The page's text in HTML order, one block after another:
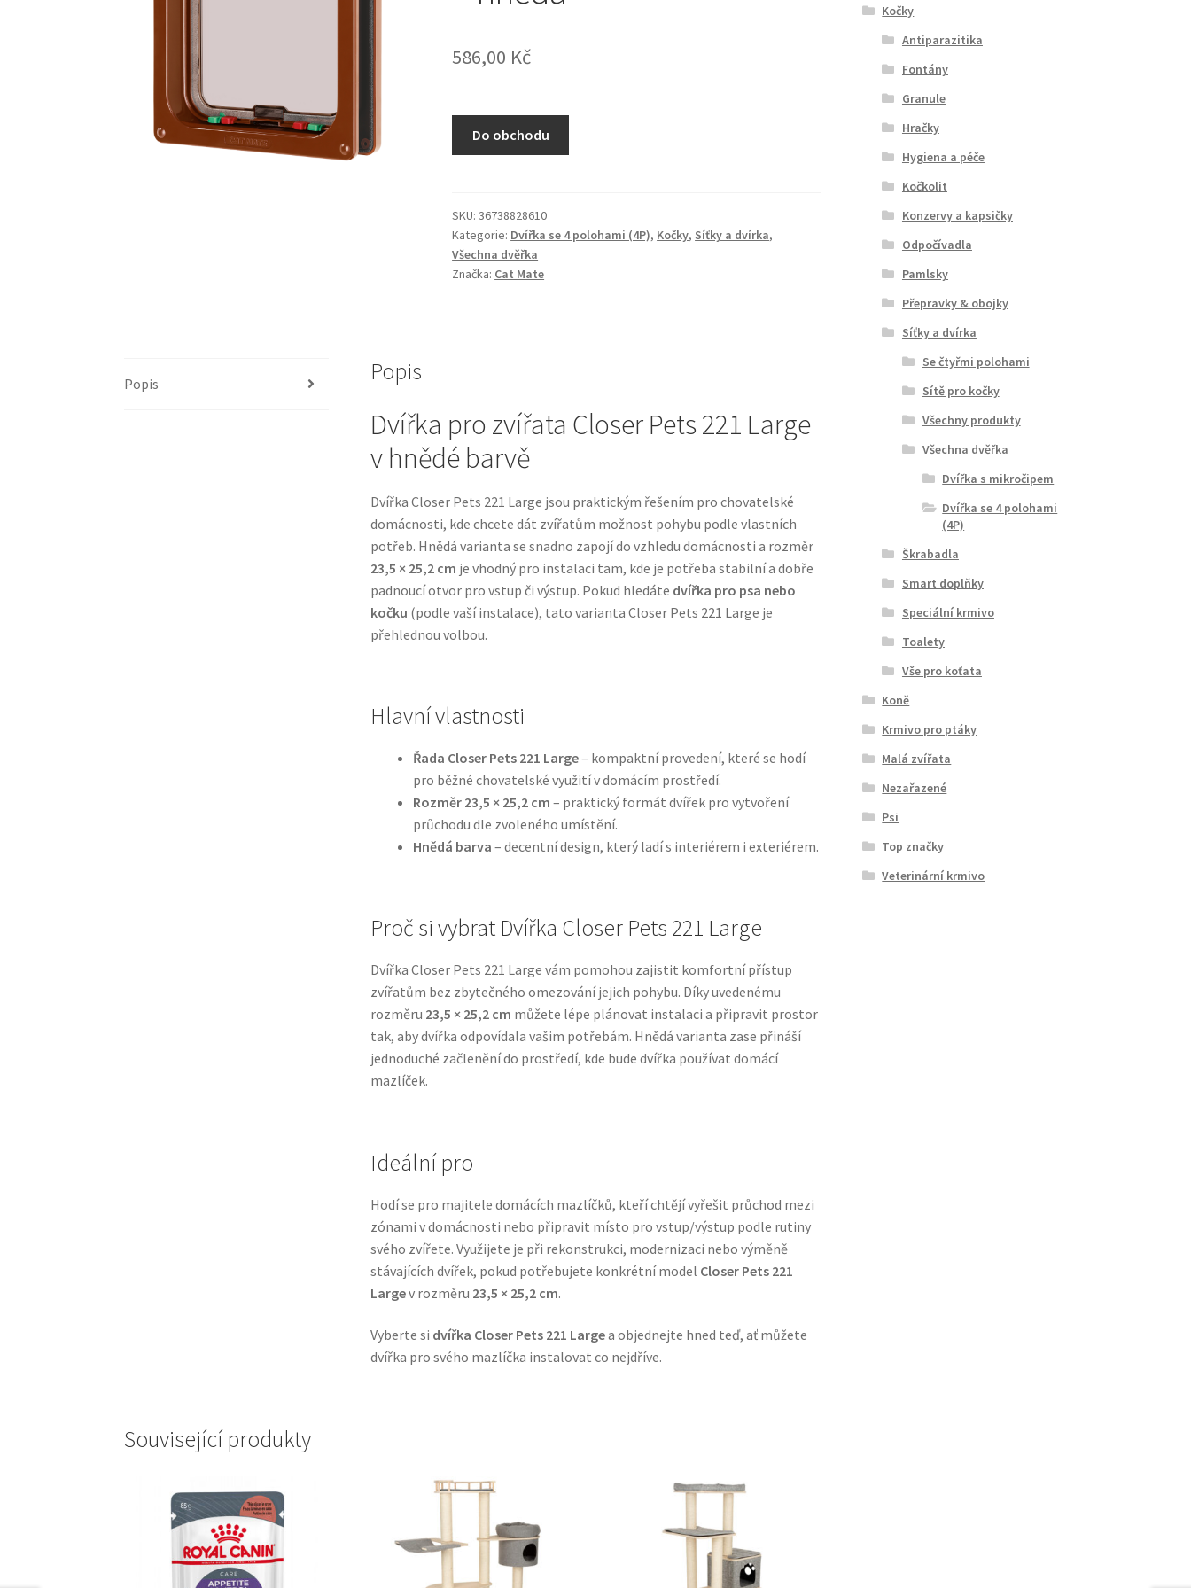
586,00 Kč
Do obchodu
SKU:36738828610
Kategorie: Dvířka se 4 polohami (4P), Kočky, Síťky a dvírka,
Všechna dvěřka
Značka: Cat Mate
Popis Popis
Dvířka pro zvířata Closer Pets 221 Large
v hnědé barvě
Dvířka Closer Pets 221 Large jsou praktickým řešením pro chovatelské
domácnosti, kde chcete dát zvířatům možnost pohybu podle vlastních
potřeb. Hnědá varianta se snadno zapojí do vzhledu domácnosti a rozměr
23,5 × 25,2 cm je vhodný pro instalaci tam, kde je potřeba stabilní a dobře
padnoucí otvor pro vstup či výstup. Pokud hledáte dvířka pro psa nebo
kočku (podle vaší instalace), tato varianta Closer Pets 221 Large je
přehlednou volbou.
Hlavní vlastnosti
Řada Closer Pets 221 Large– kompaktní provedení, které se hodí
pro běžné chovatelské využití v domácím prostředí.
Rozměr 23,5 × 25,2 cm – praktický formát dvířek pro vytvoření
průchodu dle zvoleného umístění.
Hnědá barva – decentní design, který ladí s interiérem i exteriérem.
Proč si vybrat Dvířka Closer Pets 221 Large
Dvířka Closer Pets 221 Large vám pomohou zajistit komfortní přístup
zvířatům bez zbytečného omezování jejich pohybu. Díky uvedenému
rozměru 23,5 × 25,2 cm můžete lépe plánovat instalaci a připravit prostor
tak, aby dvířka odpovídala vašim potřebám. Hnědá varianta zase přináší
jednoduché začlenění do prostředí, kde bude dvířka používat domácí
mazlíček.
Ideální pro
Hodí se pro majitele domácích mazlíčků, kteří chtějí vyřešit průchod mezi
zónami v domácnosti nebo připravit místo pro vstup/výstup podle rutiny
svého zvířete. Využijete je při rekonstrukci, modernizaci nebo výměně
stávajících dvířek, pokud potřebujete konkrétní model Closer Pets 221
Largev rozměru 23,5 × 25,2 cm.
Vyberte si dvířka Closer Pets 221 Largea objednejte hned teď, ať můžete
dvířka pro svého mazlíčka instalovat co nejdříve.
Související produkty
Kočky
Antiparazitika
Fontány
Granule
Hračky
Hygiena a péče
Kočkolit
Konzervy a kapsičky
Odpočívadla
Pamlsky
Přepravky & obojky
Síťky a dvírka
Se čtyřmi polohami
Sítě pro kočky
Všechny produkty
Všechna dvěřka
Dvířka s mikročipem
Dvířka se 4 polohami
(4P)
Škrabadla
Smart doplňky
Speciální krmivo
Toalety
Vše pro koťata
Koně
Krmivo pro ptáky
Malá zvířata
Nezařazené
Psi
Top značky
Veterinární krmivo